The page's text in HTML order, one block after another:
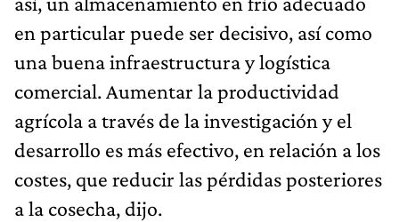
en particular puede ser decisivo, así como
una buena infraestructura y logística
comercial. Aumentar la productividad
agrícola a través de la investigación y el
desarrollo es más efectivo, en relación a los
costes, que reducir las pérdidas posteriores
a la cosecha, dijo.